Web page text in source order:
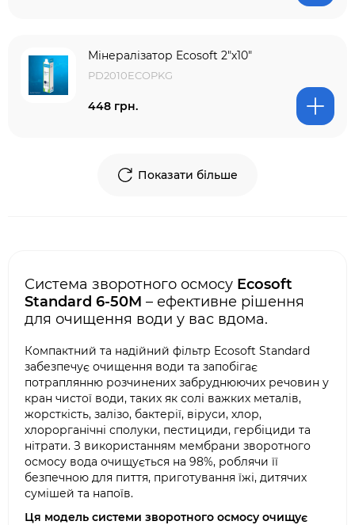
Мінералізатор Ecosoft 2"х10"
PD2010ECOPKG
448 грн.
Показати більше
Система зворотного осмосу Ecosoft
Standard 6-50М – ефективне рішення
для очищення води у вас вдома.
Компактний та надійний фільтр Ecosoft Standard
забезпечує очищення води та запобігає
потраплянню розчинених забруднюючих речовин у
кран чистої води, таких як солі важких металів,
жорсткість, залізо, бактерії, віруси, хлор,
хлорорганічні сполуки, пестициди, гербіциди та
нітрати. З використанням мембрани зворотного
осмосу вода очищується на 98%, роблячи її
безпечною для пиття, приготування їжі, дитячих
сумішей та напоїв.
Ця модель системи зворотного осмосу очищує